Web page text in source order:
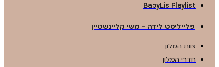
BabyLis Playlist
פלייליסט לידה - משי קליינשטיין
צוות המלון
חדרי המלון